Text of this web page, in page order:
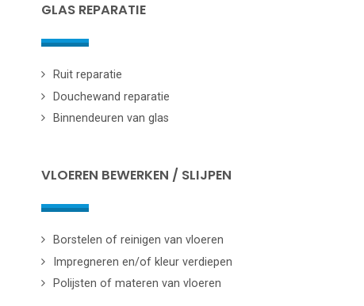
GLAS REPARATIE
Ruit reparatie
Douchewand reparatie
Binnendeuren van glas
VLOEREN BEWERKEN / SLIJPEN
Borstelen of reinigen van vloeren
Impregneren en/of kleur verdiepen
Polijsten of materen van vloeren